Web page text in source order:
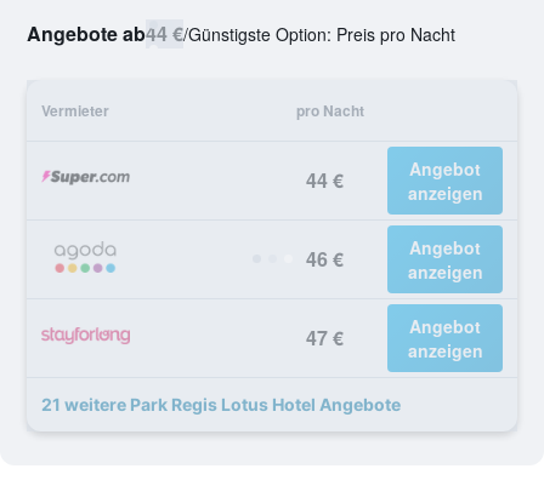
Angebote ab44 €/Günstigste Option: Preis pro Nacht
Vermieter pro Nacht
44 €
Angebot
anzeigen
46 €
Angebot
anzeigen
47 €
Angebot
anzeigen
21 weitere Park Regis Lotus Hotel Angebote